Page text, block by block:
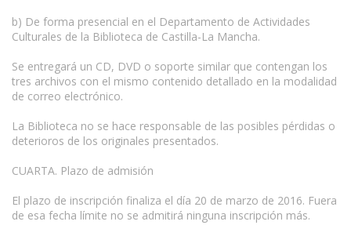
b) De forma presencial en el Departamento de Actividades
Culturales de la Biblioteca de Castilla-La Mancha.
Se entregará un CD, DVD o soporte similar que contengan los
tres archivos con el mismo contenido detallado en la modalidad
de correo electrónico.
La Biblioteca no se hace responsable de las posibles pérdidas o
deterioros de los originales presentados.
CUARTA. Plazo de admisión
El plazo de inscripción finaliza el día 20 de marzo de 2016. Fuera
de esa fecha límite no se admitirá ninguna inscripción más.